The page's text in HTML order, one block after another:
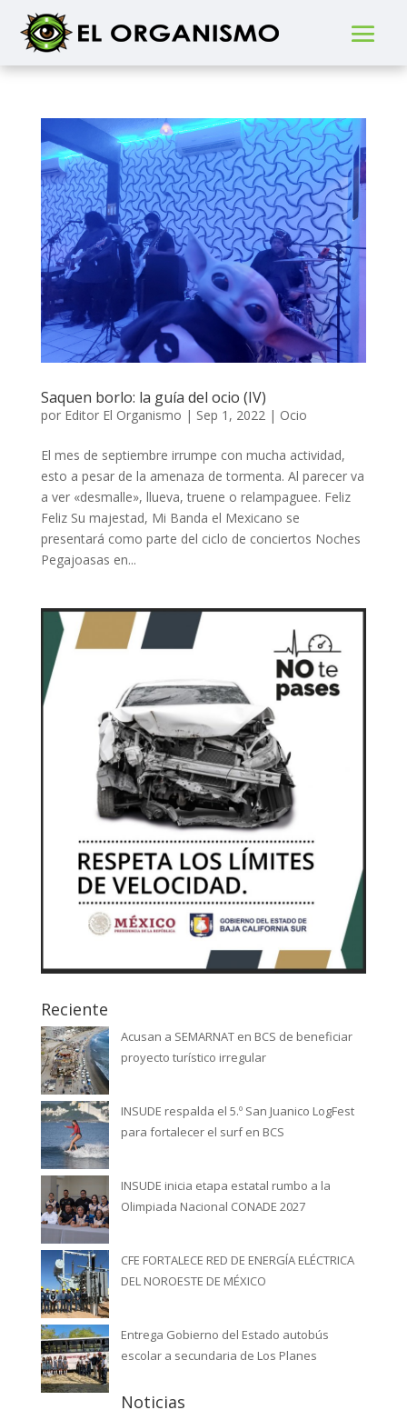
Saquen borlo: la guía del ocio (IV)
por Editor El Organismo | Sep 1, 2022 | Ocio
El mes de septiembre irrumpe con mucha actividad,
esto a pesar de la amenaza de tormenta. Al parecer va
a ver «desmalle», llueva, truene o relampaguee. Feliz
Feliz Su majestad, Mi Banda el Mexicano se
presentará como parte del ciclo de conciertos Noches
Pegajoasas en...
Reciente
Acusan a SEMARNAT en BCS de beneficiar
proyecto turístico irregular
INSUDE respalda el 5.º San Juanico LogFest
para fortalecer el surf en BCS
INSUDE inicia etapa estatal rumbo a la
Olimpiada Nacional CONADE 2027
CFE FORTALECE RED DE ENERGÍA ELÉCTRICA
DEL NOROESTE DE MÉXICO
Entrega Gobierno del Estado autobús
escolar a secundaria de Los Planes
Noticias